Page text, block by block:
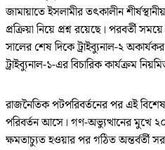
জামায়াতে ইসলামীর তৎকালীন
প্রক্রিয়া নিয়ে প্রশ্ন রয়েছে। পরবর্তী
সালের শেষ দিকে ট্রাইব্যুনাল-২
ট্রাইব্যুনাল-১-এর বিচারিক কার্যক্রম
রাজনৈতিক পটপরিবর্তনের পর এই
পরিবর্তন আসে। গণ-অভ্যুত্থানের মুখে
ক্ষমতাচ্যুত হওয়ার পর গঠিত অন্তর্বর্তী